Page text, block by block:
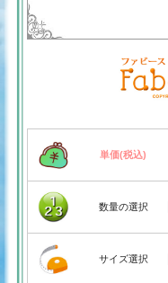
単価(税込)
数量の選択
サイズ選択